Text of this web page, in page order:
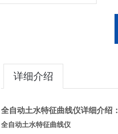
详细介绍
全自动土水特征曲线仪详细介绍：
全自动土水特征曲线仪